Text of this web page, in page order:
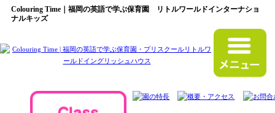
Colouring Time｜福岡の英語で学ぶ保育園 リトルワールドインターナショ
ナルキッズ